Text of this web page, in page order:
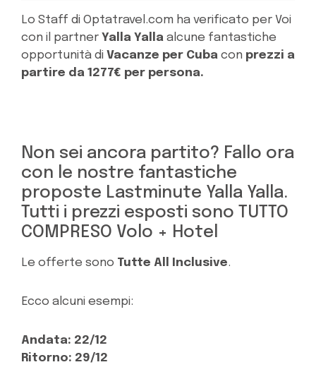
Lo Staff di Optatravel.com ha verificato per Voi
con il partner Yalla Yalla alcune fantastiche
opportunità di Vacanze per Cuba con prezzi a
partire da 1277€ per persona.
Non sei ancora partito? Fallo ora
con le nostre fantastiche
proposte Lastminute Yalla Yalla.
Tutti i prezzi esposti sono TUTTO
COMPRESO Volo + Hotel
Le offerte sono Tutte All Inclusive.
Ecco alcuni esempi:
Andata: 22/12
Ritorno: 29/12